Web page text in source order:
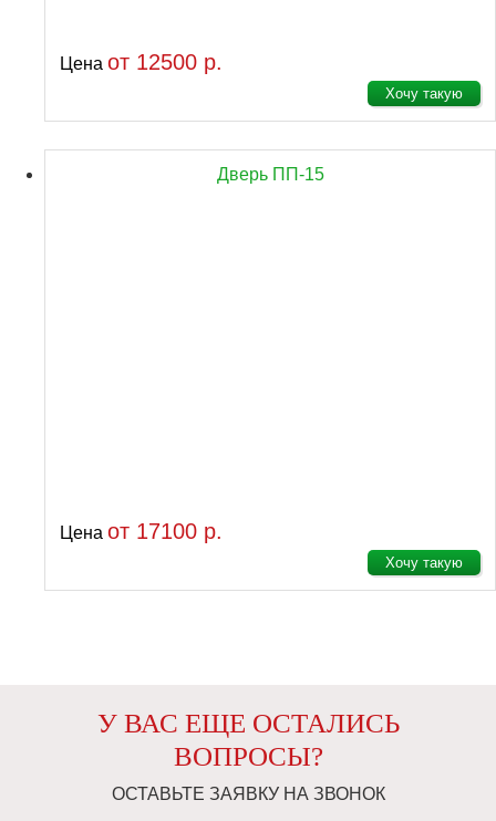
Цена от 12500 р.
Хочу такую
Дверь ПП-15
Цена от 17100 р.
Хочу такую
У ВАС ЕЩЕ ОСТАЛИСЬ
ВОПРОСЫ?
ОСТАВЬТЕ ЗАЯВКУ НА ЗВОНОК